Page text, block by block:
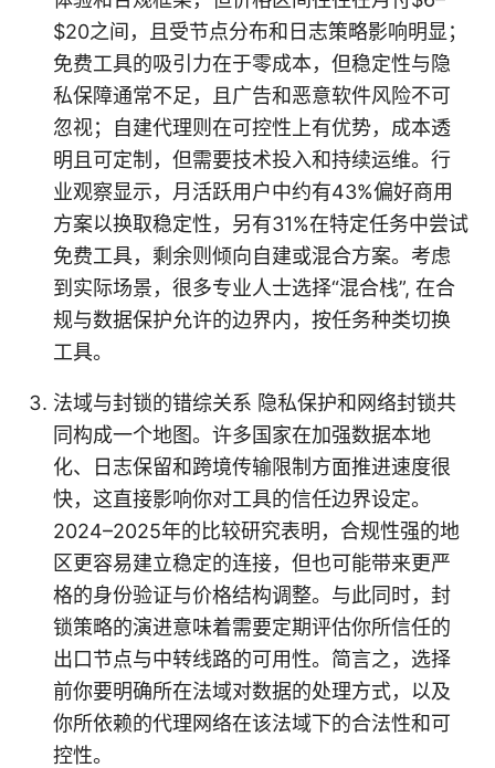
$20之间，且受节点分布和日志策略影响明显；
免费工具的吸引力在于零成本，但稳定性与隐
私保障通常不足，且广告和恶意软件风险不可
忽视；自建代理则在可控性上有优势，成本透
明且可定制，但需要技术投入和持续运维。行
业观察显示，月活跃用户中约有43%偏好商用
方案以换取稳定性，另有31%在特定任务中尝试
免费工具，剩余则倾向自建或混合方案。考虑
到实际场景，很多专业人士选择“混合栈”, 在合
规与数据保护允许的边界内，按任务种类切换
工具。
法域与封锁的错综关系 隐私保护和网络封锁共
同构成一个地图。许多国家在加强数据本地
化、日志保留和跨境传输限制方面推进速度很
快，这直接影响你对工具的信任边界设定。
2024–2025年的比较研究表明，合规性强的地
区更容易建立稳定的连接，但也可能带来更严
格的身份验证与价格结构调整。与此同时，封
锁策略的演进意味着需要定期评估你所信任的
出口节点与中转线路的可用性。简言之，选择
前你要明确所在法域对数据的处理方式，以及
你所依赖的代理网络在该法域下的合法性和可
控性。